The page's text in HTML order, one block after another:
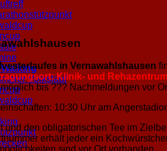
Volkslauf
in Vernawahlshausen
Klinik- und
bis ??? Nachmeldungen vor
10:30 Uhr am
und den obligatorischen Tee im
erhält jeder ein